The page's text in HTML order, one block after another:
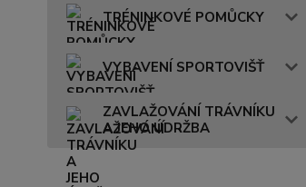
TRÉNINKOVÉ POMŮCKY
VYBAVENÍ SPORTOVIŠŤ
ZAVLAŽOVÁNÍ TRÁVNÍKU
A JEHO ÚDRŽBA